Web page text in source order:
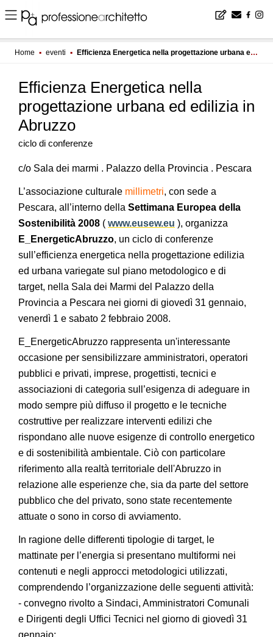
Home ▪ eventi ▪ Efficienza Energetica nella progettazione urbana ed edilizia in Abruzzo
Efficienza Energetica nella
progettazione urbana ed edilizia in
Abruzzo
ciclo di conferenze
c/o Sala dei marmi . Palazzo della Provincia . Pescara
L’associazione culturale millimetri, con sede a
Pescara, all’interno della Settimana Europea della
Sostenibilità 2008 ( www.eusew.eu ), organizza
E_EnergeticAbruzzo, un ciclo di conferenze
sull’efficienza energetica nella progettazione edilizia
ed urbana variegate sul piano metodologico e di
target, nella Sala dei Marmi del Palazzo della
Provincia a Pescara nei giorni di giovedì 31 gennaio,
venerdì 1 e sabato 2 febbraio 2008.
E_EnergeticAbruzzo rappresenta un'interessante
occasione per sensibilizzare amministratori, operatori
pubblici e privati, imprese, progettisti, tecnici e
associazioni di categoria sull’esigenza di adeguare in
modo sempre più diffuso il progetto e le tecniche
costruttive per realizzare interventi edilizi che
rispondano alle nuove esigenze di controllo energetico
e di sostenibilità ambientale. Ciò con particolare
riferimento alla realtà territoriale dell'Abruzzo in
relazione alle esperienze che, sia da parte del settore
pubblico che del privato, sono state recentemente
attuate o sono in corso di avviamento.
In ragione delle differenti tipologie di target, le
mattinate per l’energia si presentano multiformi nei
contenuti e negli approcci metodologici utilizzati,
comprendendo l’organizzazione delle seguenti attività:
- convegno rivolto a Sindaci, Amministratori Comunali
e Dirigenti degli Uffici Tecnici nel giorno di giovedì 31
gennaio;